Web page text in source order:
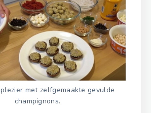
met zelfgemaakte gevulde
champignons.